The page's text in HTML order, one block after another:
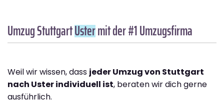
Umzug StuttgartUstermit der #1 Umzugsfirma
Weil wir wissen, dass jeder Umzug von Stuttgart
nach Uster individuell ist, beraten wir dich gerne
ausführlich.